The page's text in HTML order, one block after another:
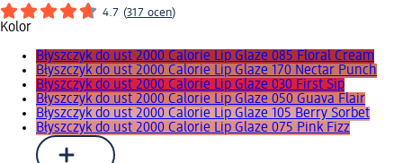
4.7 (317 ocen)
Kolor
Błyszczyk do ust 2000 Calorie Lip Glaze 085 Floral Cream
Błyszczyk do ust 2000 Calorie Lip Glaze 170 Nectar Punch
Błyszczyk do ust 2000 Calorie Lip Glaze 030 First Sip
Błyszczyk do ust 2000 Calorie Lip Glaze 050 Guava Flair
Błyszczyk do ust 2000 Calorie Lip Glaze 105 Berry Sorbet
Błyszczyk do ust 2000 Calorie Lip Glaze 075 Pink Fizz